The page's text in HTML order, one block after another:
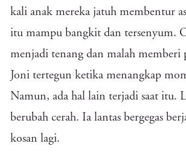
kali anak mereka jatuh membentur
itu mampu bangkit dan tersenyum.
menjadi tenang dan malah memberi
Joni tertegun ketika menangkap
Namun, ada hal lain terjadi saat itu.
berubah cerah. Ia lantas bergegas
kosan lagi.